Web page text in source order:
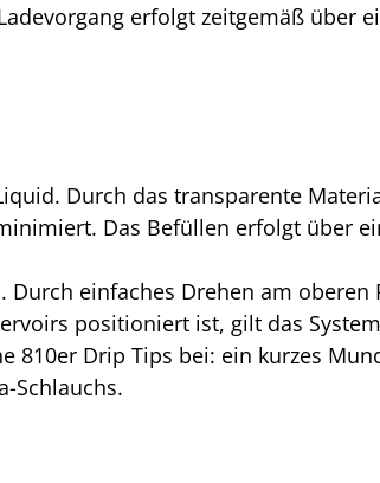
erfolgt zeitgemäß über
Durch das transparente
Das Befüllen erfolgt über
Durch einfaches Drehen am
positioniert ist, gilt das
810er Drip Tips bei: ein kurzes
Schlauchs.